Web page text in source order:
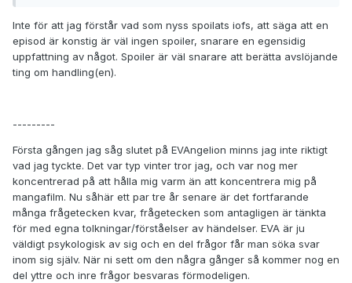
Inte för att jag förstår vad som nyss spoilats iofs, att säga att en
episod är konstig är väl ingen spoiler, snarare en egensidig
uppfattning av något. Spoiler är väl snarare att berätta avslöjande
ting om handling(en).
---------
Första gången jag såg slutet på EVAngelion minns jag inte riktigt
vad jag tyckte. Det var typ vinter tror jag, och var nog mer
koncentrerad på att hålla mig varm än att koncentrera mig på
mangafilm. Nu såhär ett par tre år senare är det fortfarande
många frågetecken kvar, frågetecken som antagligen är tänkta
för med egna tolkningar/förståelser av händelser. EVA är ju
väldigt psykologisk av sig och en del frågor får man söka svar
inom sig själv. När ni sett om den några gånger så kommer nog en
del yttre och inre frågor besvaras förmodeligen.